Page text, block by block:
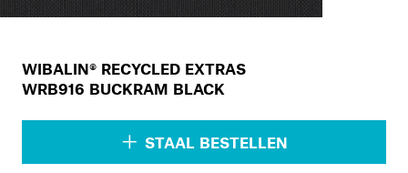
WIBALIN® RECYCLED EXTRAS
WRB916 BUCKRAM BLACK
STAAL BESTELLEN